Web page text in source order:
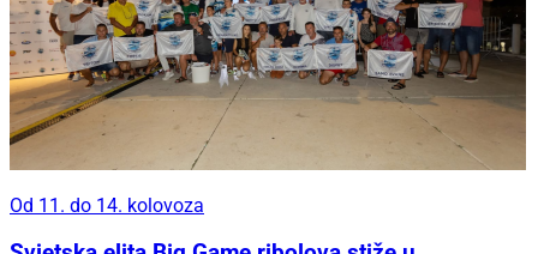
Od 11. do 14. kolovoza